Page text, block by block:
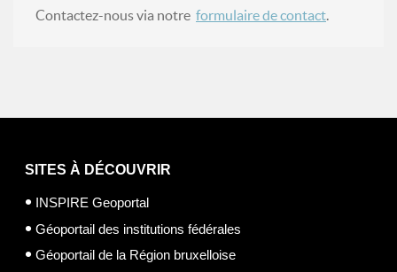
Contactez-nous via notre formulaire de contact.
SITES À DÉCOUVRIR
INSPIRE Geoportal
Géoportail des institutions fédérales
Géoportail de la Région bruxelloise